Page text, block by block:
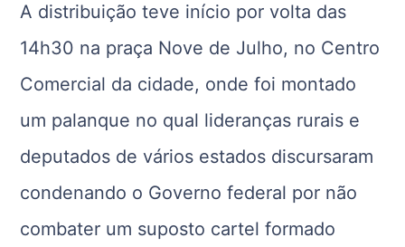
A distribuição teve início por volta das
14h30 na praça Nove de Julho, no Centro
Comercial da cidade, onde foi montado
um palanque no qual lideranças rurais e
deputados de vários estados discursaram
condenando o Governo federal por não
combater um suposto cartel formado